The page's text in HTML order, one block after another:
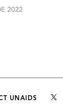
2022
UNAIDS